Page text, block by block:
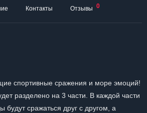
Контакты Отзывы 0
спортивные сражения и море эмоций!
разделено на 3 части. В каждой части
будут сражаться друг с другом, а